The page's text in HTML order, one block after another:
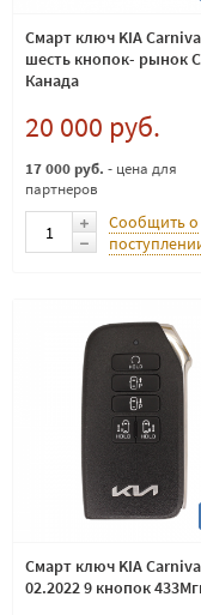
Смарт ключ KIA
шесть кнопок- рынок
Канада
20 000 руб.
17 000 руб. - цена для
партнеров
Сообщить о
Смарт ключ KIA
02.2022 9 кнопок